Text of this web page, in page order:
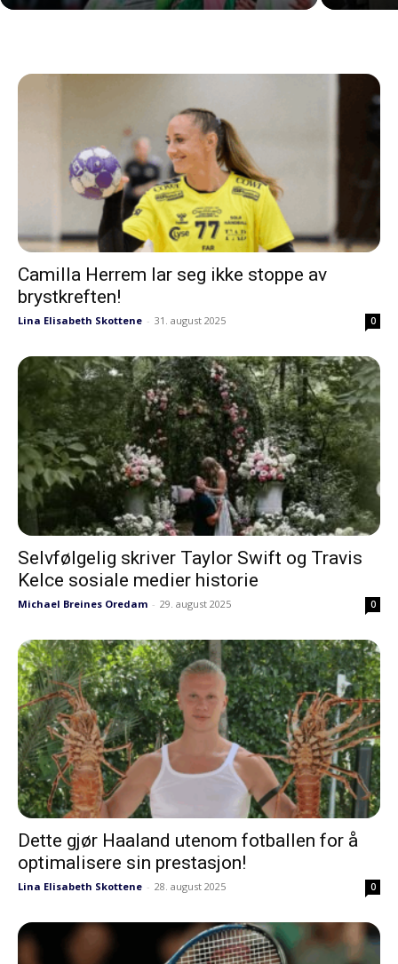
Camilla Herrem lar seg ikke stoppe av
brystkreften!
Lina Elisabeth Skottene - 31. august 2025 0
Selvfølgelig skriver Taylor Swift og Travis
Kelce sosiale medier historie
Michael Breines Oredam - 29. august 2025 0
Dette gjør Haaland utenom fotballen for å
optimalisere sin prestasjon!
Lina Elisabeth Skottene - 28. august 2025 0